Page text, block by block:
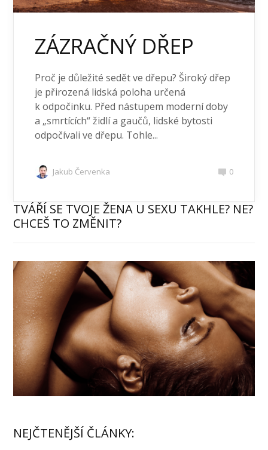
ZÁZRAČNÝ DŘEP
Proč je důležité sedět ve dřepu? Široký dřep
je přirozená lidská poloha určená
k odpočinku. Před nástupem moderní doby
a „smrtících“ židlí a gaučů, lidské bytosti
odpočívali ve dřepu. Tohle...
Jakub Červenka 0
TVÁŘÍ SE TVOJE ŽENA U SEXU TAKHLE? NE?
CHCEŠ TO ZMĚNIT?
NEJČTENĚJŠÍ ČLÁNKY: